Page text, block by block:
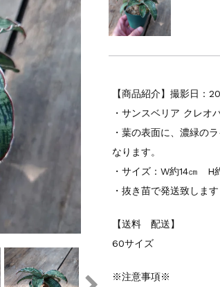
【商品紹介】撮影日：
・サンスベリア クレ
・葉の表面に、濃緑の
なります。
・サイズ：W約14㎝ H
・抜き苗で発送致します
【送料 配送】
60サイズ
※注意事項※